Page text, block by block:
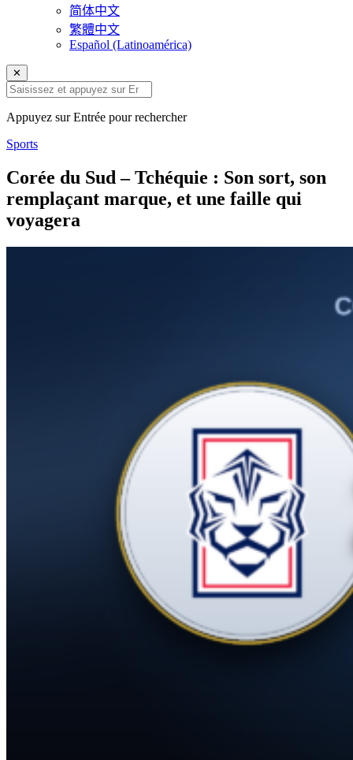
简体中文
繁體中文
Español (Latinoamérica)
✕
Appuyez sur Entrée pour rechercher
Sports
Corée du Sud – Tchéquie : Son sort, son
remplaçant marque, et une faille qui
voyagera